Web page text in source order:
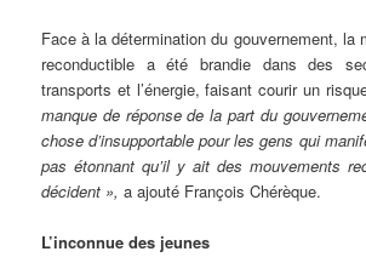
Face à la détermination du gouvernement, la
reconductible a été brandie dans des
transports et l’énergie, faisant courir un
manque de réponse de la part du
chose d’insupportable pour les gens qui
pas étonnant qu’il y ait des mouvements
décident », a ajouté François Chérèque.
L’inconnue des jeunes